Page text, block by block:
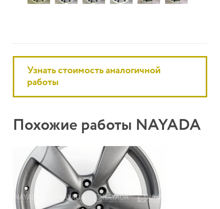
Узнать стоимость аналогичной
работы
Похожие работы NAYADA